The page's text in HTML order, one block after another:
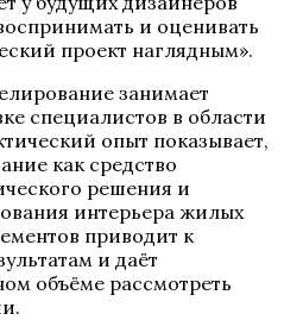
и оценивать
проект наглядным».
занимает
специалистов в области
опыт показывает,
как средство
решения и
интерьера жилых
приводит к
и даёт
объёме рассмотреть